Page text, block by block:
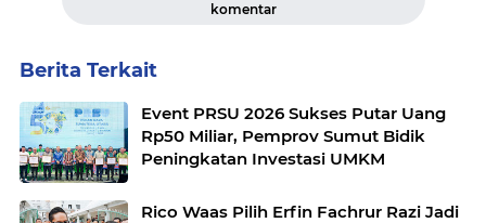
komentar
Berita Terkait
Event PRSU 2026 Sukses Putar Uang
Rp50 Miliar, Pemprov Sumut Bidik
Peningkatan Investasi UMKM
Rico Waas Pilih Erfin Fachrur Razi Jadi